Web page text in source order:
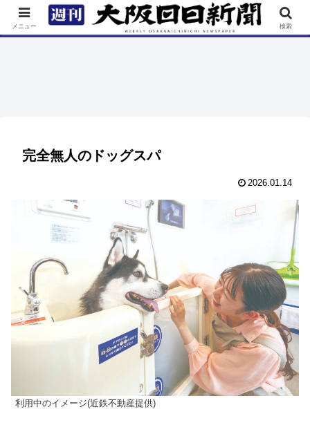
TOP 特集 ニュース 連載 街ネタ イベント
完全無人のドッグスパ
2026.01.14
利用中のイメージ(近鉄不動産提供)
メニュー 検索